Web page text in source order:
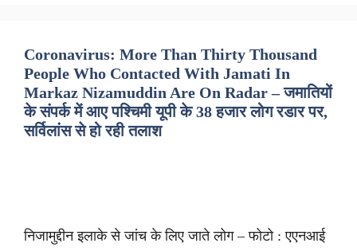
Coronavirus: More Than Thirty Thousand
People Who Contacted With Jamati In
Markaz Nizamuddin Are On Radar – जमातियों
के संपर्क में आए पश्चिमी यूपी के 38 हजार लोग रडार पर,
सर्विलांस से हो रही तलाश
निजामुद्दीन इलाके से जांच के लिए जाते लोग – फोटो : एएनआई